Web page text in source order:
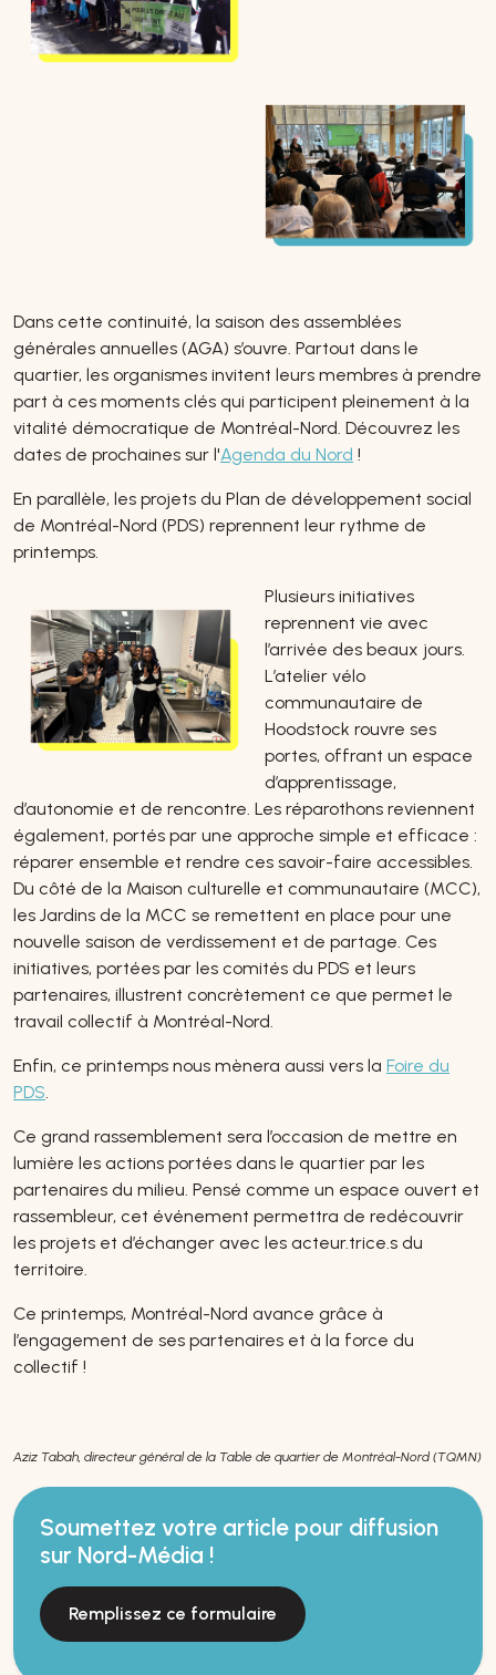
Dans cette continuité, la saison des assemblées
générales annuelles (AGA) s’ouvre. Partout dans le
quartier, les organismes invitent leurs membres à prendre
part à ces moments clés qui participent pleinement à la
vitalité démocratique de Montréal-Nord. Découvrez les
dates de prochaines sur l'Agenda du Nord !
En parallèle, les projets du Plan de développement social
de Montréal-Nord (PDS) reprennent leur rythme de
printemps.
Plusieurs initiatives
reprennent vie avec
l’arrivée des beaux jours.
L’atelier vélo
communautaire de
Hoodstock rouvre ses
portes, offrant un espace
d’apprentissage,
d’autonomie et de rencontre. Les réparothons reviennent
également, portés par une approche simple et efficace :
réparer ensemble et rendre ces savoir-faire accessibles.
Du côté de la Maison culturelle et communautaire (MCC),
les Jardins de la MCC se remettent en place pour une
nouvelle saison de verdissement et de partage. Ces
initiatives, portées par les comités du PDS et leurs
partenaires, illustrent concrètement ce que permet le
travail collectif à Montréal-Nord.
Enfin, ce printemps nous mènera aussi vers la Foire du
PDS
Ce grand rassemblement sera l’occasion de mettre en
lumière les actions portées dans le quartier par les
partenaires du milieu. Pensé comme un espace ouvert et
rassembleur, cet événement permettra de redécouvrir
les projets et d’échanger avec les acteur.trice.s du
territoire.
Ce printemps, Montréal-Nord avance grâce à
l’engagement de ses partenaires et à la force du
collectif !
Aziz Tabah, directeur général de la Table de quartier de Montréal-Nord (TQMN)
Soumettez votre article pour diffusion
sur Nord-Média !
Remplissez ce formulaire